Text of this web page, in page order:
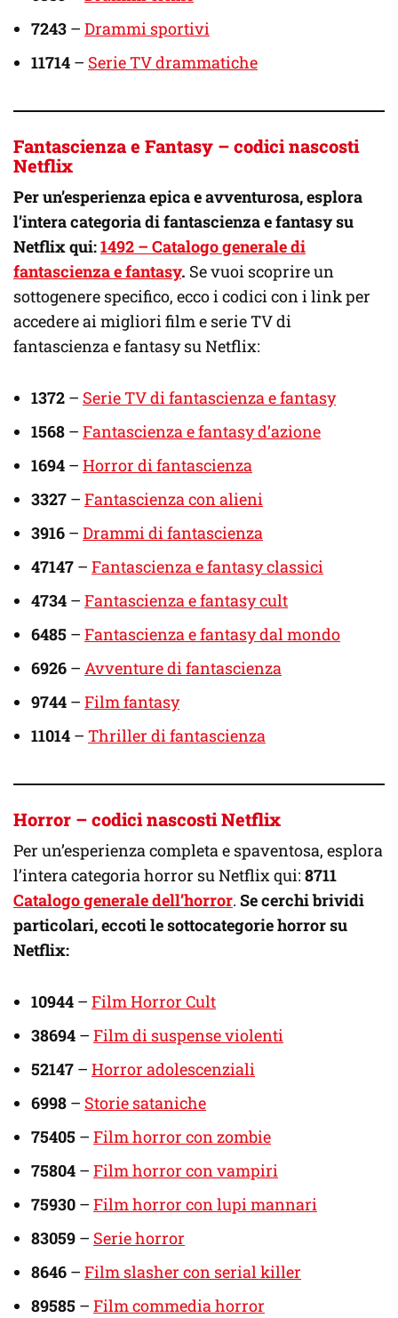
7243 – Drammi sportivi
11714 – Serie TV drammatiche
Fantascienza e Fantasy – codici nascosti
Netflix
Per un’esperienza epica e avventurosa, esplora
l’intera categoria di fantascienza e fantasy su
Netflix qui:1492 – Catalogo generale di
fantascienza e fantasy. Se vuoi scoprire un
sottogenere specifico, ecco i codici con i link per
accedere ai migliori film e serie TV di
fantascienza e fantasy su Netflix:
1372 – Serie TV di fantascienza e fantasy
1568 – Fantascienza e fantasy d’azione
1694 – Horror di fantascienza
3327 – Fantascienza con alieni
3916 – Drammi di fantascienza
47147 – Fantascienza e fantasy classici
4734 – Fantascienza e fantasy cult
6485 – Fantascienza e fantasy dal mondo
6926 – Avventure di fantascienza
9744 – Film fantasy
11014 – Thriller di fantascienza
Horror – codici nascosti Netflix
Per un’esperienza completa e spaventosa, esplora
l’intera categoria horror su Netflix qui: 8711
Catalogo generale dell’horror. Se cerchi brividi
particolari, eccoti le sottocategorie horror su
Netflix:
10944 – Film Horror Cult
38694 – Film di suspense violenti
52147 – Horror adolescenziali
6998 – Storie sataniche
75405 – Film horror con zombie
75804 – Film horror con vampiri
75930 – Film horror con lupi mannari
83059 – Serie horror
8646 – Film slasher con serial killer
89585 – Film commedia horror